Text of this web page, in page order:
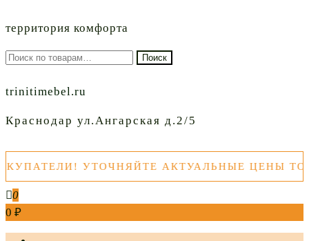
территория комфорта
Искать: Поиск
trinitimebel.ru
Краснодар ул.Ангарская д.2/5
УТОЧНЯЙТЕ АКТУАЛЬНЫЕ ЦЕНЫ
0
0 ₽